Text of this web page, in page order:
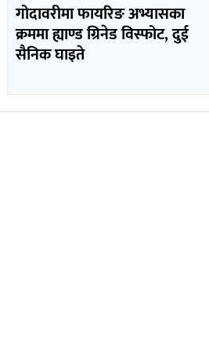
गोदावरीमा फायरिङ अभ्यासका
क्रममा ह्याण्ड ग्रिनेड विस्फोट, दुई
सैनिक घाइते